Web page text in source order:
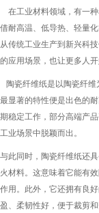
在工业材料领域，有一
借耐高温、低导热、轻量
从传统工业生产到新兴科
的应用场景，也让更多人
陶瓷纤维纸是以陶瓷纤维
最显著的特性便是出色的
期稳定工作，部分高端产
工业场景中脱颖而出。
与此同时，陶瓷纤维纸还
火材料。这意味着它能有
作用。此外，它还拥有良
盈、柔韧性好，便于裁剪